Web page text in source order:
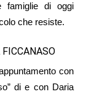
famiglie di oggi
che resiste.
FICCANASO
con
di e con Daria